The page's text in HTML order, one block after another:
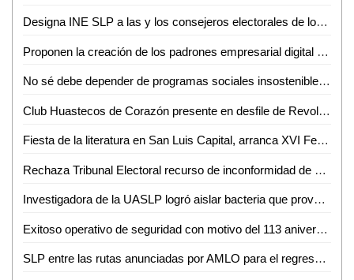
Designa INE SLP a las y los consejeros electorales de los consejos distritales para los procesos electorales federales de 2023-2024 y 2026-2027
Proponen la creación de los padrones empresarial digital de jóvenes; y el padrón digital empresarial de mujeres denominado "Padrón Empresarial Rosa"
No sé debe depender de programas sociales insostenibles a largo plazo: David Páramo
Club Huastecos de Corazón presente en desfile de Revolución mexicana
Fiesta de la literatura en San Luis Capital, arranca XVI Festival Internacional Letras en San Luis
Rechaza Tribunal Electoral recurso de inconformidad de Conciencia Popular
Investigadora de la UASLP logró aislar bacteria que provoca la enfermedad de cítricos conocida como Dragón Amarillo
Exitoso operativo de seguridad con motivo del 113 aniversario de la Revolución Mexicana
SLP entre las rutas anunciadas por AMLO para el regreso de trenes de pasajeros